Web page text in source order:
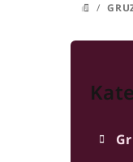
DOMŮ
/
P